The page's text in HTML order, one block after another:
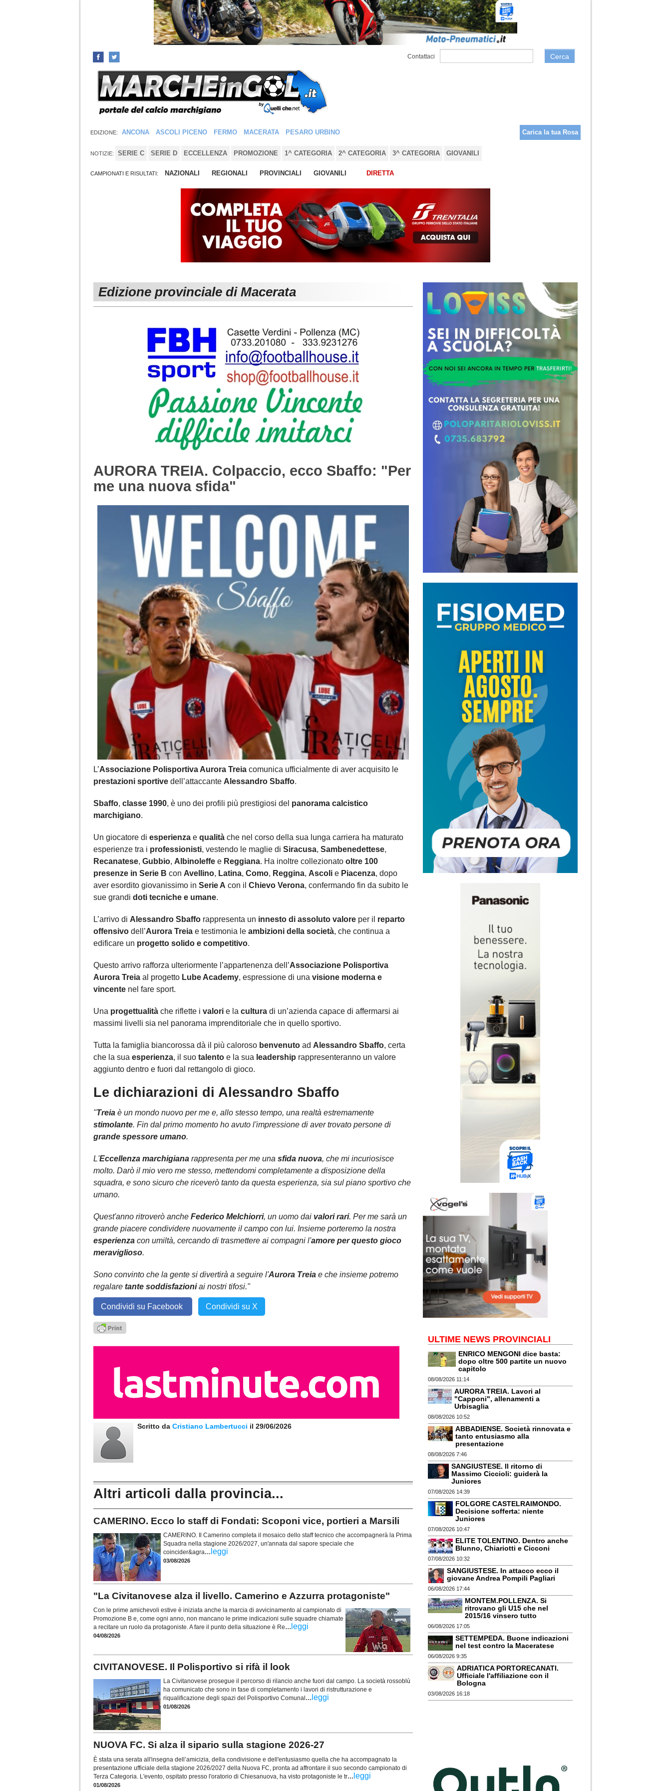
Contattaci Cerca
EDIZIONE: ANCONA ASCOLI PICENO FERMO MACERATA PESARO URBINO Carica la tua Rosa
NOTIZIE: SERIE C SERIE D ECCELLENZA PROMOZIONE 1^ CATEGORIA 2^ CATEGORIA 3^ CATEGORIA GIOVANILI
CAMPIONATI E RISULTATI: NAZIONALI REGIONALI PROVINCIALI GIOVANILI DIRETTA
Edizione provinciale di Macerata
AURORA TREIA. Colpaccio, ecco Sbaffo: "Per
me una nuova sfida"
L’Associazione Polisportiva Aurora Treia comunica ufficialmente di aver acquisito le
prestazioni sportive dell’attaccante Alessandro Sbaffo.
Sbaffo, classe 1990, è uno dei profili più prestigiosi del panorama calcistico
marchigiano.
Un giocatore di esperienza e qualità che nel corso della sua lunga carriera ha maturato
esperienze tra i professionisti, vestendo le maglie di Siracusa, Sambenedettese,
Recanatese, Gubbio, Albinoleffe e Reggiana. Ha inoltre collezionato oltre 100
presenze in Serie B con Avellino, Latina, Como, Reggina, Ascoli e Piacenza, dopo
aver esordito giovanissimo in Serie A con il Chievo Verona, confermando fin da subito le
sue grandi doti tecniche e umane.
L’arrivo di Alessandro Sbaffo rappresenta un innesto di assoluto valore per il reparto
offensivo dell’Aurora Treia e testimonia le ambizioni della società, che continua a
edificare un progetto solido e competitivo.
Questo arrivo rafforza ulteriormente l’appartenenza dell’Associazione Polisportiva
Aurora Treia al progetto Lube Academy, espressione di una visione moderna e
vincente nel fare sport.
Una progettualità che riflette i valori e la cultura di un’azienda capace di affermarsi ai
massimi livelli sia nel panorama imprenditoriale che in quello sportivo.
Tutta la famiglia biancorossa dà il più caloroso benvenuto ad Alessandro Sbaffo, certa
che la sua esperienza, il suo talento e la sua leadership rappresenteranno un valore
aggiunto dentro e fuori dal rettangolo di gioco.
Le dichiarazioni di Alessandro Sbaffo
"Treia è un mondo nuovo per me e, allo stesso tempo, una realtà estremamente
stimolante. Fin dal primo momento ho avuto l'impressione di aver trovato persone di
grande spessore umano.
L'Eccellenza marchigiana rappresenta per me una sfida nuova, che mi incuriosisce
molto. Darò il mio vero me stesso, mettendomi completamente a disposizione della
squadra, e sono sicuro che riceverò tanto da questa esperienza, sia sul piano sportivo che
umano.
Quest'anno ritroverò anche Federico Melchiorri, un uomo dai valori rari. Per me sarà un
grande piacere condividere nuovamente il campo con lui. Insieme porteremo la nostra
esperienza con umiltà, cercando di trasmettere ai compagni l'amore per questo gioco
meraviglioso.
Sono convinto che la gente si divertirà a seguire l'Aurora Treia e che insieme potremo
regalare tante soddisfazioniai nostri tifosi."
Condividi su Facebook Condividi su X
Scritto da Cristiano Lambertucci il 29/06/2026
Altri articoli dalla provincia...
CAMERINO. Ecco lo staff di Fondati: Scoponi vice, portieri a Marsili
CAMERINO. Il Camerino completa il mosaico dello staff tecnico che accompagnerà la Prima
Squadra nella stagione 2026/2027, un'annata dal sapore speciale che
coincider&agra... leggi
03/08/2026
"La Civitanovese alza il livello. Camerino e Azzurra protagoniste"
Con le prime amichevoli estive è iniziata anche la marcia di avvicinamento al campionato di
Promozione B e, come ogni anno, non mancano le prime indicazioni sulle squadre chiamate
a recitare un ruolo da protagoniste. A fare il punto della situazione è Re... leggi
04/08/2026
CIVITANOVESE. Il Polisportivo si rifà il look
La Civitanovese prosegue il percorso di rilancio anche fuori dal campo. La società rossoblù
ha comunicato che sono in fase di completamento i lavori di ristrutturazione e
riqualificazione degli spazi del Polisportivo Comunal ... leggi
01/08/2026
NUOVA FC. Si alza il sipario sulla stagione 2026-27
È stata una serata all'insegna dell’amicizia, della condivisione e dell'entusiasmo quella che ha accompagnato la
presentazione ufficiale della stagione 2026/2027 della Nuova FC, pronta ad affrontare il suo secondo campionato di
Terza Categoria. L'evento, ospitato presso l'oratorio di Chiesanuova, ha visto protagoniste le tr... leggi
01/08/2026
ULTIME NEWS PROVINCIALI
ENRICO MENGONI dice basta:
dopo oltre 500 partite un nuovo
capitolo
08/08/2026 11:14
AURORA TREIA. Lavori al
"Capponi", allenamenti a
Urbisaglia
08/08/2026 10:52
ABBADIENSE. Società rinnovata e
tanto entusiasmo alla
presentazione
08/08/2026 7:46
SANGIUSTESE. Il ritorno di
Massimo Ciccioli: guiderà la
Juniores
07/08/2026 14:39
FOLGORE CASTELRAIMONDO.
Decisione sofferta: niente
Juniores
07/08/2026 10:47
ELITE TOLENTINO. Dentro anche
Blunno, Chiariotti e Cicconi
07/08/2026 10:32
SANGIUSTESE. In attacco ecco il
giovane Andrea Pompili Pagliari
06/08/2026 17:44
MONTEM.POLLENZA. Si
ritrovano gli U15 che nel
2015/16 vinsero tutto
06/08/2026 17:05
SETTEMPEDA. Buone indicazioni
nel test contro la Maceratese
06/08/2026 9:35
ADRIATICA PORTORECANATI.
Ufficiale l'affiliazione con il
Bologna
03/08/2026 16:18